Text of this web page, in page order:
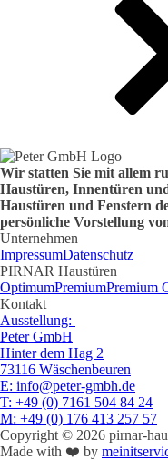
Wir statten Sie mit allem
Haustüren, Innentüren
Haustüren und Fenstern
persönliche Vorstellung
Unternehmen
ImpressumDatenschutz
PIRNAR Haustüren
OptimumPremiumPremium
Kontakt
Ausstellung:
Peter GmbH
Hinter dem Hag 2
73116 Wäschenbeuren
E: info@peter-gmbh.de
T: +49 (0) 7161 504 84 24
M: +49 (0) 176 413 257 57
Copyright © 2026 pirnar-
Made with ❤️ by